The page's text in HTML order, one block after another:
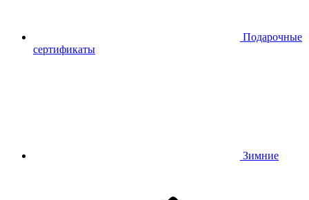
Подарочные
сертификаты
Зимние